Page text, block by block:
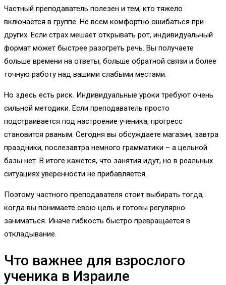
Частный преподаватель полезен и тем, кто тяжело
включается в группе. Не всем комфортно ошибаться при
других. Если страх мешает открывать рот, индивидуальный
формат может быстрее разогреть речь. Вы получаете
больше времени на ответы, больше обратной связи и более
точную работу над вашими слабыми местами.
Но здесь есть риск. Индивидуальные уроки требуют очень
сильной методики. Если преподаватель просто
подстраивается под настроение ученика, прогресс
становится рваным. Сегодня вы обсуждаете магазин, завтра
праздники, послезавтра немного грамматики – а цельной
базы нет. В итоге кажется, что занятия идут, но в реальных
ситуациях уверенности не прибавляется.
Поэтому частного преподавателя стоит выбирать тогда,
когда вы понимаете свою цель и готовы регулярно
заниматься. Иначе гибкость быстро превращается в
откладывание.
Что важнее для взрослого
ученика в Израиле